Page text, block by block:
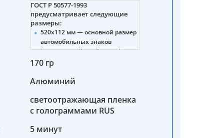
тип 4 (мотоциклы (нового и
старого образца))
тип 4А (снегоболотоходы,
мотовездеходы)
тип 4Б (мопеды)
прицепы, полуприцепы)
7 (военные тракторы,
8 (военные мотоциклы,
ГОСТ Р 50577-1993
предусматривает следующие
размеры:
520х112 мм — основной размер
автомобильных знаков
(стандартный для Европы).
288х206 мм — для тракторов,
прицепов.
245х185 мм — для мотоциклов,
мотороллеров, мопедов.
транспортных средств
170 гр
Алюминий
светоотражающая пленка
с голограммами RUS
5 минут